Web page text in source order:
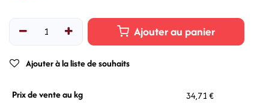
Ajouter au panier
Ajouter à la liste de souhaits
Prix de vente au kg
34,71 €